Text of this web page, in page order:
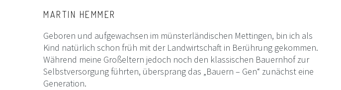
MARTIN HEMMER
Geboren und aufgewachsen im münsterländischen Mettingen, bin ich als
Kind natürlich schon früh mit der Landwirtschaft in Berührung gekommen.
Während meine Großeltern jedoch noch den klassischen Bauernhof zur
Selbstversorgung führten, übersprang das „Bauern – Gen“ zunächst eine
Generation.